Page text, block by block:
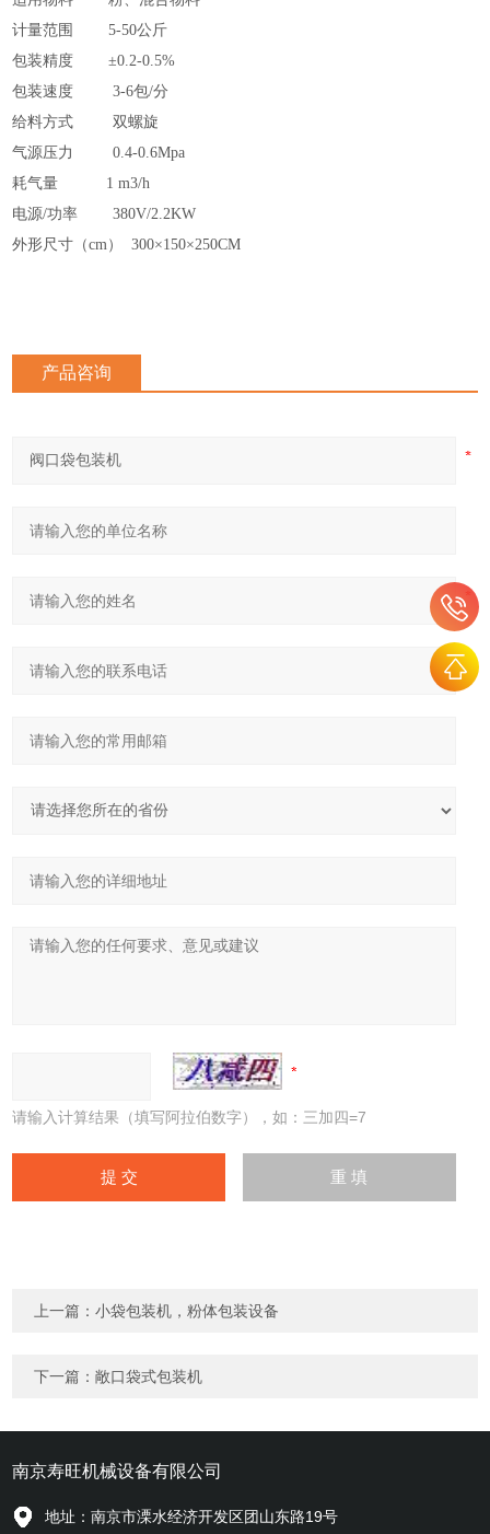
计量范围 5-50公斤
包装精度 ±0.2-0.5%
包装速度 3-6包/分
给料方式 双螺旋
气源压力 0.4-0.6Mpa
耗气量 1 m3/h
电源/功率 380V/2.2KW
外形尺寸（cm） 300×150×250CM
产品咨询
请输入计算结果（填写阿拉伯数字），如：三加四=7
上一篇：小袋包装机，粉体包装设备
下一篇：敞口袋式包装机
南京寿旺机械设备有限公司
地址：南京市溧水经济开发区团山东路19号